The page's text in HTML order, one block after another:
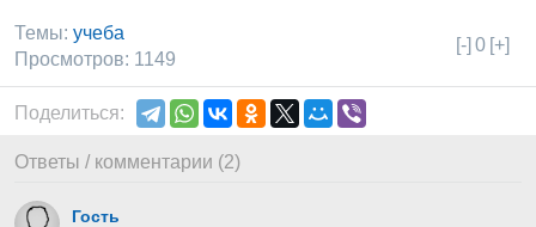
[-] 0 [+]
Темы: учеба
Просмотров: 1149
Поделиться:
Ответы / комментарии (2)
Гость